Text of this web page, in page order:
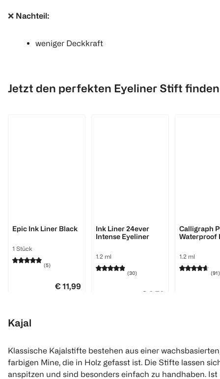
❌ Nachteil:
weniger Deckkraft
Jetzt den perfekten Eyeliner Stift
Epic Ink Liner Black
1 Stück
(5)
€ 11,99
Quantity: 1
Ink Liner 24ever
Intense Eyeliner
1.2 ml
(30)
€ 2,79
Calligraph
Waterproof
1.2 ml
(91)
Kajal
Klassische Kajalstifte bestehen aus einer
farbigen Mine, die in Holz gefasst ist. Die Stifte lassen
anspitzen und sind besonders einfach zu handhaben. Ist